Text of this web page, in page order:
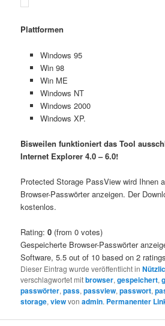
Plattformen
Windows 95
Win 98
Win ME
Windows NT
Windows 2000
Windows XP.
Bisweilen funktioniert das Tool
Internet Explorer 4.0 – 6.0!
Protected Storage PassView wird Ihnen
Browser-Passwörter anzeigen. Der
kostenlos.
Rating:0 (from 0 votes)
Gespeicherte Browser-Passwörter
Software,5.5 out of 10 based on2 ratings
Dieser Eintrag wurde veröffentlicht in
verschlagwortet mitbrowser,gespeichert,
passwörter,pass,passview,passwort,
storage,viewvonadmin. Permanenter